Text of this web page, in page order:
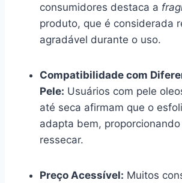
consumidores destaca a
produto, que é considerada
agradável durante o uso.
Compatibilidade com
Pele: Usuários com pele
até seca afirmam que o
adapta bem, proporcionando
ressecar.
Preço Acessível: Muitos